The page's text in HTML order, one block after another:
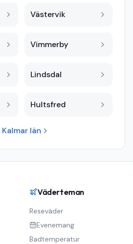
Västervik
Vimmerby
Lindsdal
Hultsfred
Kalmar län
Väderteman
Reseväder
Evenemang
Badtemperatur